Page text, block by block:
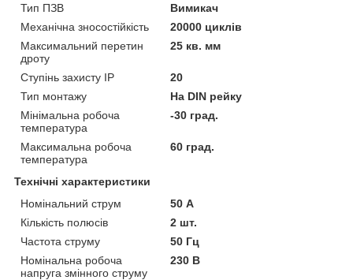
Тип ПЗВ
Вимикач
Механічна зносостійкість
20000 циклів
Максимальний перетин
дроту
25 кв. мм
Ступінь захисту IP
20
Тип монтажу
На DIN рейку
Мінімальна робоча
температура
-30 град.
Максимальна робоча
температура
60 град.
Технічні характеристики
Номінальний струм
50 А
Кількість полюсів
2 шт.
Частота струму
50 Гц
Номінальна робоча
напруга змінного струму
230 В